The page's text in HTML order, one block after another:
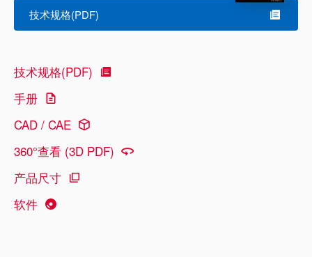
技术规格(PDF)
技术规格(PDF)
手册
CAD / CAE
360°查看 (3D PDF)
产品尺寸
软件